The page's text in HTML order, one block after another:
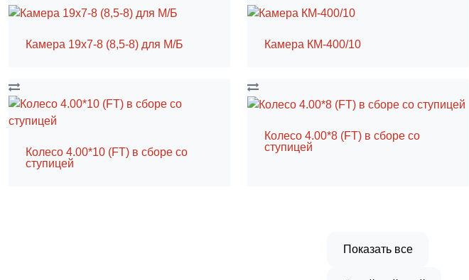
Камера 19х7-8 (8,5-8) для М/Б Камера КM-400/10
Колесо 4.00*10 (FT) в сборе со
ступицей
Колесо 4.00*8 (FT) в сборе со
ступицей
Показать все